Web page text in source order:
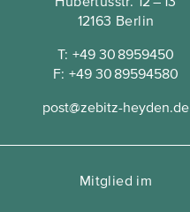
12163 Berlin
T:+49 30 8959450
F:+49 30 89594580
post@zebitz-heyden.de
Mitglied im